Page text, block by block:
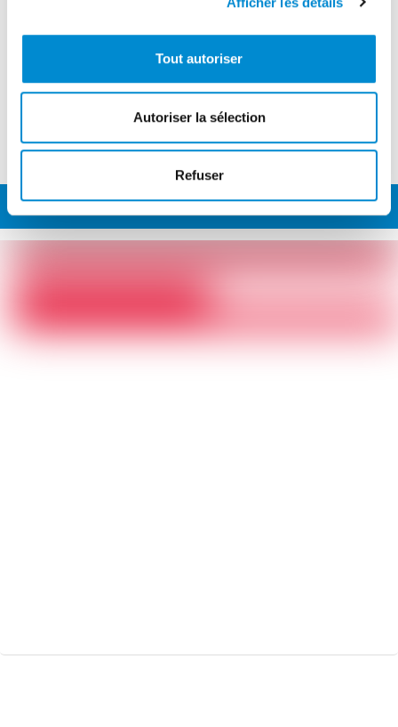
Tout autoriser
Autoriser la sélection
Refuser
COMPAGNIES AÉRIENNES